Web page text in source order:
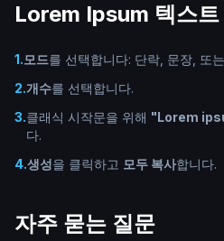
Lorem Ipsum 텍스트
1.모드를 선택합니다: 단락, 문장, 또
2.개수를 선택합니다.
3.클래식 시작문을 위해 "Lorem
다.
4.생성을 클릭하고 모두 복사합니다.
자주 묻는 질문